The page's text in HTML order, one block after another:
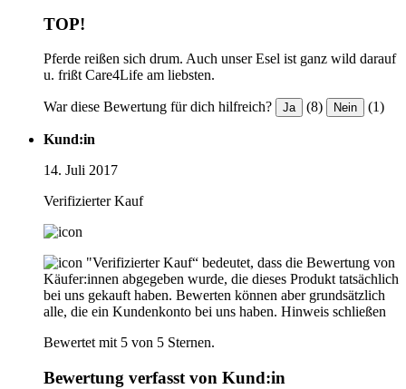
TOP!
Pferde reißen sich drum. Auch unser Esel ist ganz wild darauf
u. frißt Care4Life am liebsten.
War diese Bewertung für dich hilfreich? Ja (8) Nein (1)
Kund:in
14. Juli 2017
Verifizierter Kauf
"Verifizierter Kauf“ bedeutet, dass die Bewertung von
Käufer:innen abgegeben wurde, die dieses Produkt tatsächlich
bei uns gekauft haben. Bewerten können aber grundsätzlich
alle, die ein Kundenkonto bei uns haben. Hinweis schließen
Bewertet mit 5 von 5 Sternen.
Bewertung verfasst von Kund:in